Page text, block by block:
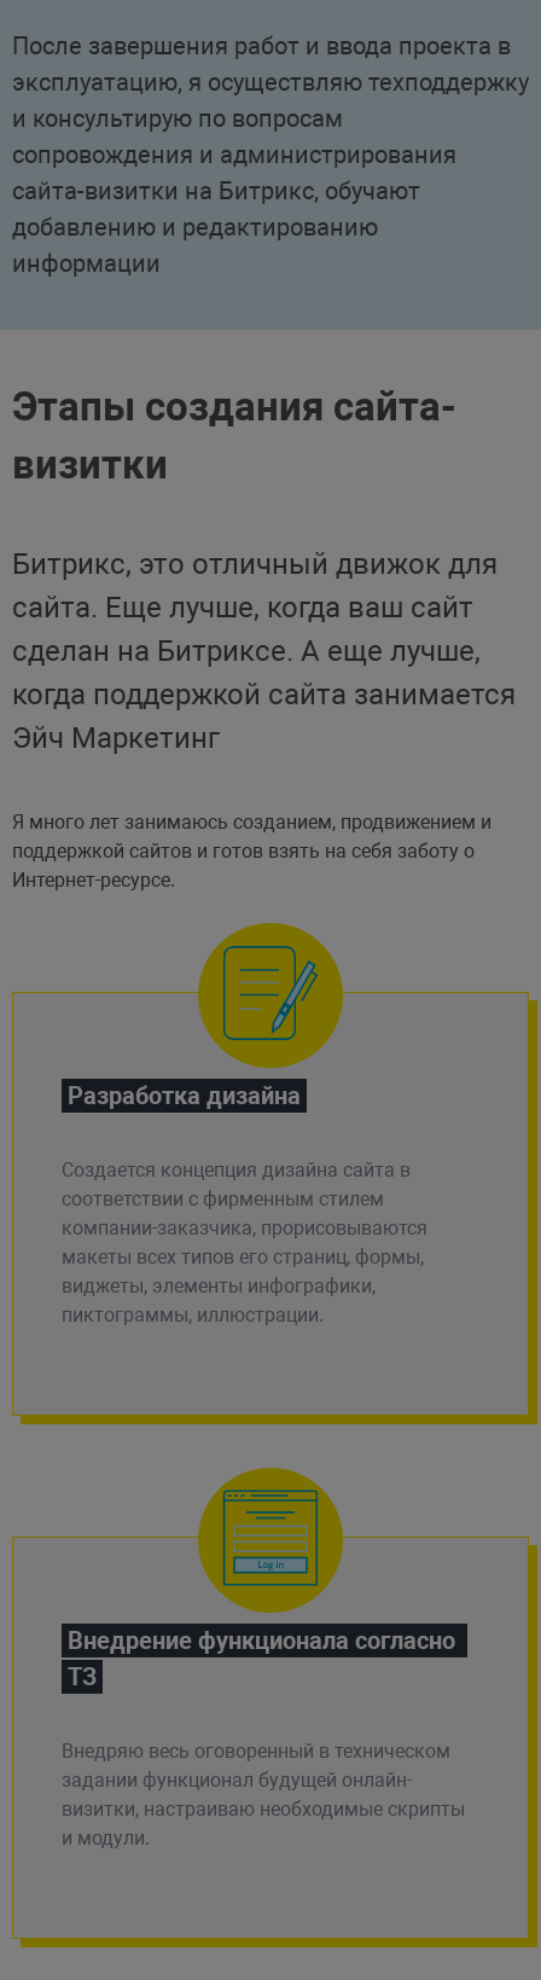
После завершения работ и ввода проекта в
эксплуатацию, я осуществляю техподдержку
и консультирую по вопросам
сопровождения и администрирования
сайта-визитки на Битрикс, обучают
добавлению и редактированию
информации
Этапы создания сайта-
визитки
Битрикс, это отличный движок для
сайта. Еще лучше, когда ваш сайт
сделан на Битриксе. А еще лучше,
когда поддержкой сайта занимается
Эйч Маркетинг
Я много лет занимаюсь созданием, продвижением и
поддержкой сайтов и готов взять на себя заботу о
Интернет-ресурсе.
Разработка дизайна
Создается концепция дизайна сайта в
соответствии с фирменным стилем
компании-заказчика, прорисовываются
макеты всех типов его страниц, формы,
виджеты, элементы инфографики,
пиктограммы, иллюстрации.
Внедрение функционала согласно
ТЗ
Внедряю весь оговоренный в техническом
задании функционал будущей онлайн-
визитки, настраиваю необходимые скрипты
и модули.